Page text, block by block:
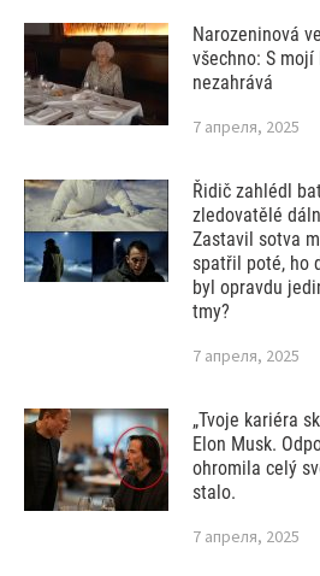
Narozeninová
všechno: S
nezahrává
7 апреля, 2025
Řidič zahlédl
zledovatělé
Zastavil sotva
spatřil poté, ho
byl opravdu
tmy?
7 апреля, 2025
„Tvoje kariéra
Elon Musk.
ohromila celý
stalo.
7 апреля, 2025